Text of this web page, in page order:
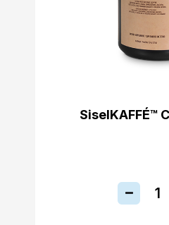
SiselKAFFÉ™